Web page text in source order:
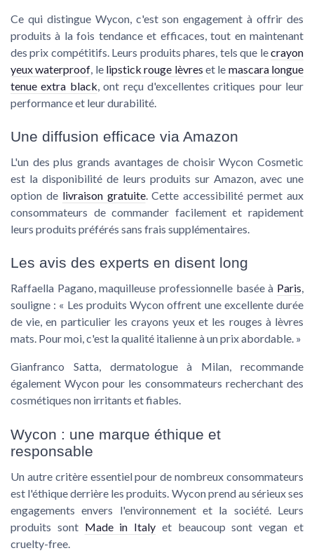
Ce qui distingue Wycon, c'est son engagement à offrir des
produits à la fois tendance et efficaces, tout en maintenant
des prix compétitifs. Leurs produits phares, tels que lecrayon
yeux waterproof, le lipstick rouge lèvres et le mascara longue
tenue extra black, ont reçu d'excellentes critiques pour leur
performance et leur durabilité.
Une diffusion efficace via Amazon
L'un des plus grands avantages de choisir Wycon Cosmetic
est la disponibilité de leurs produits sur Amazon, avec une
option de livraison gratuite. Cette accessibilité permet aux
consommateurs de commander facilement et rapidement
leurs produits préférés sans frais supplémentaires.
Les avis des experts en disent long
Raffaella Pagano, maquilleuse professionnelle basée à Paris,
souligne : « Les produits Wycon offrent une excellente durée
de vie, en particulier les crayons yeux et les rouges à lèvres
mats. Pour moi, c'est la qualité italienne à un prix abordable. »
Gianfranco Satta, dermatologue à Milan, recommande
également Wycon pour les consommateurs recherchant des
cosmétiques non irritants et fiables.
Wycon : une marque éthique et
responsable
Un autre critère essentiel pour de nombreux consommateurs
est l'éthique derrière les produits. Wycon prend au sérieux ses
engagements envers l'environnement et la société. Leurs
produits sont Made in Italy et beaucoup sont vegan et
cruelty-free.